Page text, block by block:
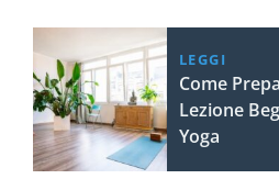
LEGGI
Come
Lezione
Yoga